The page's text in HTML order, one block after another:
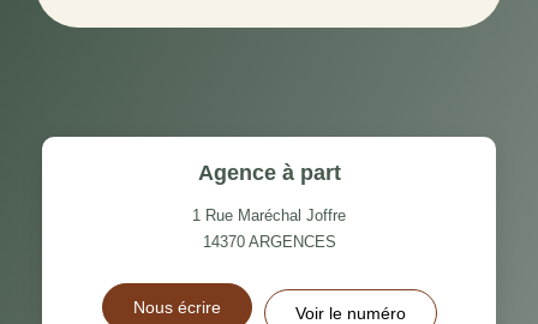
Agence à part
1 Rue Maréchal Joffre
14370 ARGENCES
Nous écrire Voir le numéro